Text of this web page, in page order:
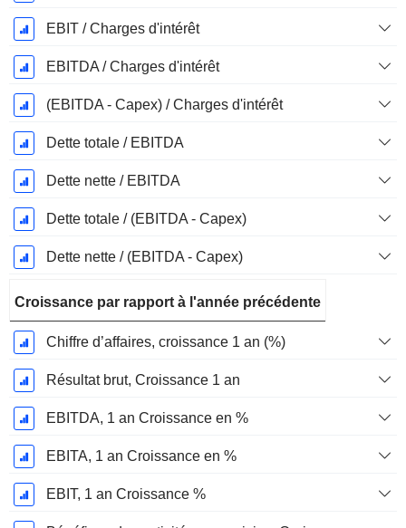
EBIT / Charges d'intérêt
EBITDA / Charges d'intérêt
(EBITDA - Capex) / Charges d'intérêt
Dette totale / EBITDA
Dette nette / EBITDA
Dette totale / (EBITDA - Capex)
Dette nette / (EBITDA - Capex)
Croissance par rapport à l'année précédente
Chiffre d’affaires, croissance 1 an (%)
Résultat brut, Croissance 1 an
EBITDA, 1 an Croissance en %
EBITA, 1 an Croissance en %
EBIT, 1 an Croissance %